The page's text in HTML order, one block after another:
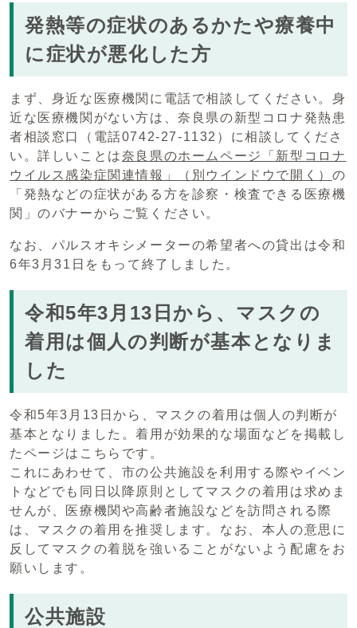
発熱等の症状のあるかたや療養中
に症状が悪化した方
まず、身近な医療機関に電話で相談してください。身
近な医療機関がない方は、奈良県の新型コロナ発熱患
者相談窓口（電話0742-27-1132）に相談してくださ
い。詳しいことは奈良県のホームページ「新型コロナ
ウイルス感染症関連情報」
（別ウインドウで開く） の
「発熱などの症状がある方を診察・検査できる医療機
関」のバナーからご覧ください。
なお、パルスオキシメーターの希望者への貸出は令和
6年3月31日をもって終了しました。
令和5年3月13日から、マスクの
着用は個人の判断が基本となりま
した
令和5年3月13日から、マスクの着用は個人の判断が
基本となりました。着用が効果的な場面などを掲載し
たページはこちらです。
これにあわせて、市の公共施設を利用する際やイベン
トなどでも同日以降原則としてマスクの着用は求めま
せんが、医療機関や高齢者施設などを訪問される際
は、マスクの着用を推奨します。なお、本人の意思に
反してマスクの着脱を強いることがないよう配慮をお
願いします。
公共施設